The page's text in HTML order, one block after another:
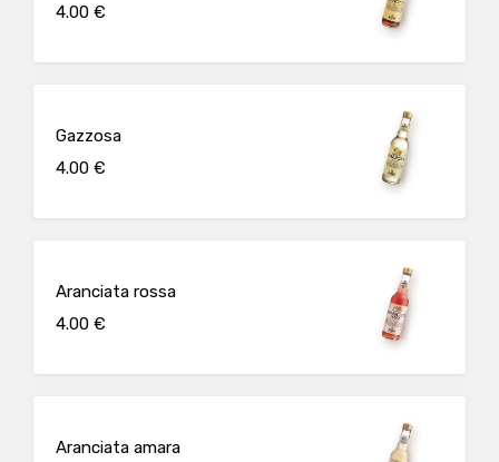
4.00 €
Gazzosa
4.00 €
Aranciata rossa
4.00 €
Aranciata amara